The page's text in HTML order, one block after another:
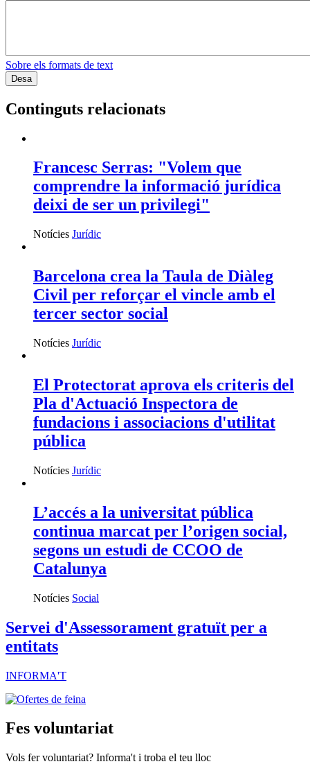
Sobre els formats de text
Continguts relacionats
Francesc Serras: "Volem que
comprendre la informació jurídica
deixi de ser un privilegi"
Notícies Jurídic
Barcelona crea la Taula de Diàleg
Civil per reforçar el vincle amb el
tercer sector social
Notícies Jurídic
El Protectorat aprova els criteris del
Pla d'Actuació Inspectora de
fundacions i associacions d'utilitat
pública
Notícies Jurídic
L’accés a la universitat pública
continua marcat per l’origen social,
segons un estudi de CCOO de
Catalunya
Notícies Social
Servei d'Assessorament gratuït per a
entitats
INFORMA'T
Fes voluntariat
Vols fer voluntariat? Informa't i troba el teu lloc